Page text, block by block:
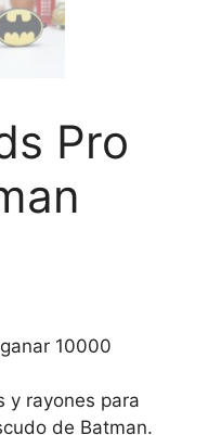
Pro
10000
y rayones para
de Batman.